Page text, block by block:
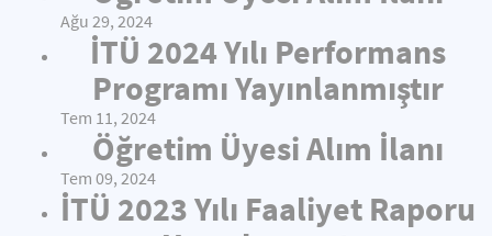
Ağu 29, 2024
İTÜ 2024 Yılı Performans
Programı Yayınlanmıştır
Tem 11, 2024
Öğretim Üyesi Alım İlanı
Tem 09, 2024
İTÜ 2023 Yılı Faaliyet Raporu